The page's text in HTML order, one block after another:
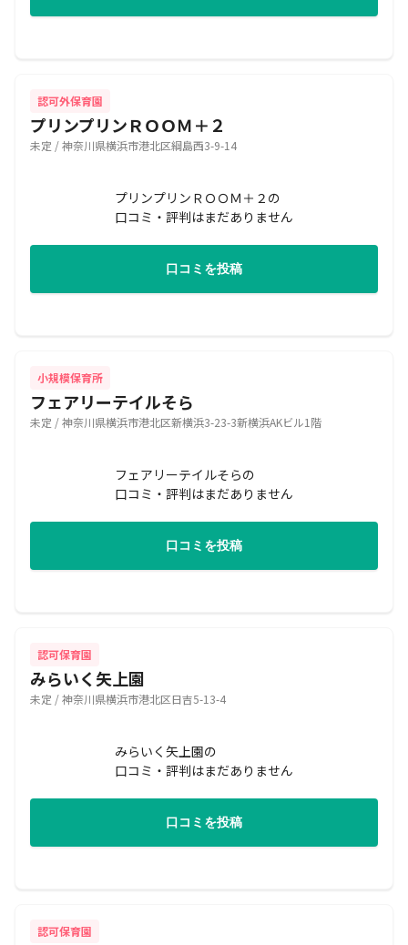
認可外保育園
プリンプリンＲＯＯＭ＋２
未定 / 神奈川県横浜市港北区綱島西3-9-14
プリンプリンＲＯＯＭ＋２の
口コミ・評判はまだありません
口コミを投稿
小規模保育所
フェアリーテイルそら
未定 / 神奈川県横浜市港北区新横浜3-23-3新横浜AKビル1階
フェアリーテイルそらの
口コミ・評判はまだありません
口コミを投稿
認可保育園
みらいく矢上園
未定 / 神奈川県横浜市港北区日吉5-13-4
みらいく矢上園の
口コミ・評判はまだありません
口コミを投稿
認可保育園